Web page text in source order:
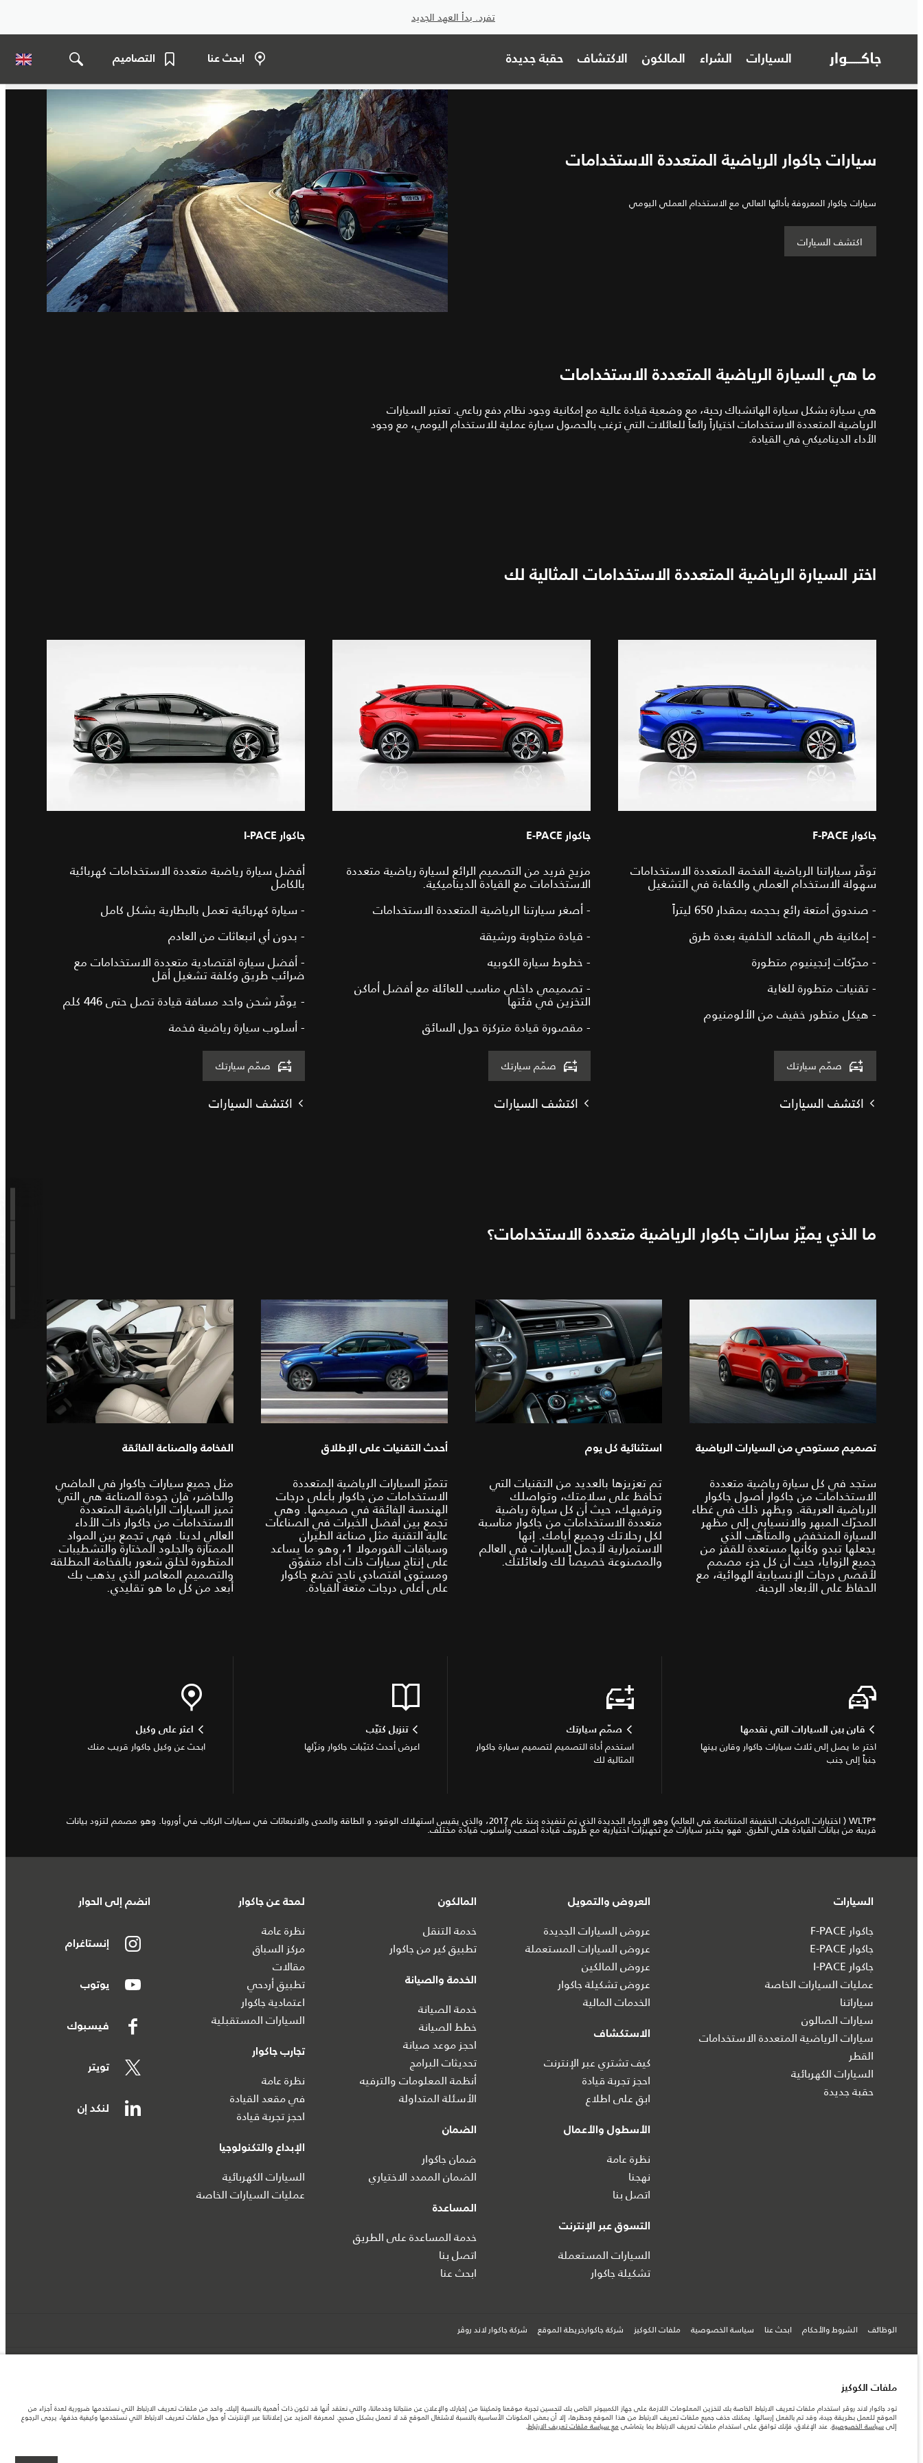
تفرد. بدأ العهد الجديد
السيارات الشراء المالكون الاكتشاف حقبة جديدة ابحث عنا التصاميم
سيارات جاكوار الرياضية المتعددة الاستخدامات
سيارات جاكوار المعروفة بأدائها العالي مع الاستخدام العملي اليومي
اكتشف السيارات
ما هي السيارة الرياضية المتعددة الاستخدامات
هي سيارة بشكل سيارة الهاتشباك رحبة، مع وضعية قيادة عالية مع إمكانية وجود نظام دفع رباعي. تعتبر السيارات
الرياضية المتعددة الاستخدامات اختياراً رائعاً للعائلات التي ترغب بالحصول سيارة عملية للاستخدام اليومي، مع وجود
الأداء الديناميكي في القيادة.
اختر السيارة الرياضية المتعددة الاستخدامات المثالية لك
جاكوار F-PACE
توفّر سياراتنا الرياضية الفخمة المتعددة الاستخدامات
سهولة الاستخدام العملي والكفاءة في التشغيل
- صندوق أمتعة رائع بحجمه بمقدار 650 ليتراً
- إمكانية طي المقاعد الخلفية بعدة طرق
- محرّكات إنجينيوم متطورة
- تقنيات متطورة للغاية
- هيكل متطور خفيف من الألومنيوم
صمّم سيارتك
اكتشف السيارات
جاكوار E-PACE
مزيج فريد من التصميم الرائع لسيارة رياضية متعددة
الاستخدامات مع القيادة الديناميكية.
- أصغر سيارتنا الرياضية المتعددة الاستخدامات
- قيادة متجاوبة ورشيقة
- خطوط سيارة الكوبيه
- تصميمي داخلي مناسب للعائلة مع أفضل أماكن
التخزين في فئتها
- مقصورة قيادة متركزة حول السائق
صمّم سيارتك
اكتشف السيارات
جاكوار I-PACE
أفضل سيارة رياضية متعددة الاستخدامات كهربائية
بالكامل
- سيارة كهربائية تعمل بالبطارية بشكل كامل
- بدون أي انبعاثات من العادم
- أفضل سيارة اقتصادية متعددة الاستخدامات مع
ضرائب طريق وكلفة تشغيل أقل
- يوفّر شحن واحد مسافة قيادة تصل حتى 446 كلم
- أسلوب سيارة رياضية فخمة
صمّم سيارتك
اكتشف السيارات
ما الذي يميّز سارات جاكوار الرياضية متعددة الاستخدامات؟
تصميم مستوحي من السيارات الرياضية
ستجد في كل سيارة رياضية متعددة
الاستخدامات من جاكوار أصول جاكوار
الرياضية العريقة. ويظهر ذلك في غطاء
المحرّك المبهر والانسيابي إلى مظهر
السيارة المنخفض والمتأهّب الذي
يجعلها تبدو وكأنها مستعدة للقفز من
جميع الزوايا، حيث أن كل جزء مصمم
لأقصى درجات الإنسيابية الهوائية، مع
الحفاظ على الأبعاد الرحبة.
استثنائية كل يوم
تم تعزيزها بالعديد من التقنيات التي
تحافظ على سلامتك، وتواصلك
وترفيهك، حيث أن كل سيارة رياضية
متعددة الاستخدامات من جاكوار مناسبة
لكل رحلاتك وجميع أيامك. إنها
الاستمرارية لأجمل السيارات في العالم
والمصنوعة خصيصاً لك ولعائلتك.
أحدث التقنيات على الإطلاق
تتميّز السيارات الرياضية المتعددة
الاستخدامات من جاكوار بأعلى درجات
الهندسة الفائقة في صميمها. وهي
تجمع بين أفضل الخبرات في الصناعات
عالية التقنية مثل صناعة الطيران
وسباقات الفورمولا 1، وهو ما يساعد
على إنتاج سيارات ذات أداء متفوّق
ومستوى اقتصادي ناجح تضع جاكوار
على أعلى درجات متعة القيادة.
الفخامة والصناعة الفائقة
مثل جميع سيارات جاكوار في الماضي
والحاضر، فإن جودة الصناعة هي التي
تميز السيارات الراياضية المتعددة
الاستخدامات من جاكوار ذات الأداء
العالي لدينا. فهي تجمع بين المواد
الممتازة والجلود المختارة والتشطيبات
المتطورة لخلق شعور بالفخامة المطلقة
والتصميم المعاصر الذي يذهب بك
أبعد من كل ما هو تقليدي.
قارن بين السيارات التي نقدمها
اختر ما يصل إلى ثلاث سيارات جاكوار وقارن بينها
جنباً إلى جنب
صمّم سيارتك
استخدم أداة التصميم لتصميم سيارة جاكوار
المثالية لك
تنزيل كتيّب
اعرض أحدث كتيّبات جاكوار ونزّلها
اعثر على وكيل
ابحث عن وكيل جاكوار قريب منك
*WLTP ( اختبارات المركبات الخفيفة المتناغمة في العالم) وهو الإجراء الجديدة الذي تم تنفيذه منذ عام 2017، والذي يقيس استهلاك الوقود و الطاقة والمدى والانبعاثات في سيارات الركاب في أوروبا. وهو مصمم لتزود بيانات
قريبة من بيانات القيادة هلي الطرق. فهو يختبر سيارات مع تجهيزات اختيارية مع ظروف قيادة أصعب وأسلوب قيادة مختلف.
السيارات
جاكوار F-PACE
جاكوار E-PACE
جاكوار I‑PACE
عمليات السيارات الخاصة
سياراتنا
سيارات الصالون
سيارات الرياضية المتعددة الاستخدامات
القطر
السيارات الكهربائية
حقبة جديدة
العروض والتمويل
عروض السيارات الجديدة
عروض السيارات المستعملة
عروض المالكين
عروض تشكيلة جاكوار
الخدمات المالية
الاستكشاف
كيف تشتري عبر الإنترنت
احجز تجربة قيادة
ابق على اطلاع
الأسطول والأعمال
نظرة عامة
نهجنا
اتصل بنا
التسوق عبر الإنترنت
السيارات المستعملة
تشكيلة جاكوار
المالكون
خدمة التنقل
تطبيق كير من جاكوار
الخدمة والصيانة
خدمة الصيانة
خطط الصيانة
احجز موعد صيانة
تحديثات البرامج
أنظمة المعلومات والترفيه
الأسئلة المتداولة
الضمان
ضمان جاكوار
الضمان الممدد الاختياري
المساعدة
خدمة المساعدة على الطريق
اتصل بنا
ابحث عنا
لمحة عن جاكوار
نظرة عامة
مركز السباق
مقالات
تطبيق أردحي
اعتمادية جاكوار
السيارات المستقبلية
تجارب جاكوار
نظرة عامة
في مقعد القيادة
احجز تجربة قيادة
الإبداع والتكنولوجيا
السيارات الكهربائية
عمليات السيارات الخاصة
انضم إلى الحوار
إنستاغرام
يوتوب
فيسبوك
تويتر
لنكد إن
الوظائف الشروط والأحكام ابحث عنا سياسة الخصوصية ملفات الكوكيز شركة جاكوارخريطة الموقع شركة جاكوار لاند روڤر
مصر, أم تي أي أوتو موتيف
المعلومات والمواصفات والأسعار والألوان المذكورة على هذا الموقع قد تختلف من بلد إلى آخر، كما أنّها قد تتغير بدون إشعار مسبق. الرجاء التواصل مع وكيلنا المحلي للتأكد من توفّرها والتحقق من الأسعار.
الأرقام المقدمة هي نتيجة لاختبارات المصنع الرسمية وفقاً لتشريعات الاتحاد الأوروبي. قد يتباين استهلك الوقود الفعلي للمركبة عن ذلك المتحقق في تلك الاختبارات كما أن هذه الأرقام بغرض المقارنة فحسب.
ملفات الكوكيز
تود جاكوار لاند روڤر استخدام ملفات تعريف الارتباط الخاصة بك لتخزين المعلومات اللازمة على جهاز الكمبيوتر الخاص بك لتحسين تجربة موقعنا وتمكيننا من إخبارك والإعلان عن منتجاتنا وخدماتنا، والتي نعتقد أنها قد تكون ذات أهمية بالنسبة إليك. واحد من ملفات تعريف الارتباط التي نستخدمها ضرورية لعدة أجزاء من
الموقع للعمل بطريقة جيدة، وقد تم بالفعل إرسالها. يمكنك حذف جميع ملفات تعريف الارتباط من هذا الموقع وحظرها، إلا أن بعض المكونات الأساسية بالنسبة لاشتغال الموقع قد لا تعمل بشكل صحيح. لمعرفة المزيد عن إعلاناتنا عبر الإنترنت أو حول ملفات تعريف الارتباط التي نستخدمها وكيفية حذفها، يرجى الرجوع
إلى سياسة الخصوصية. عند الإغلاق، فإنك توافق على استخدام ملفات تعريف الارتباط بما يتماشى مع سياسة ملفات تعريف الارتباط.